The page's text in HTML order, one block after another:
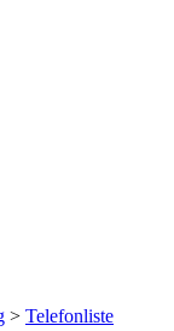
> Telefonliste